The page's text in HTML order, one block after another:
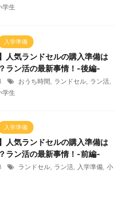
学生
入学準備
人気ランドセルの購入準備は
ラン活の最新事情！-後編-
おうち時間 ランドセル ラン活
学生
入学準備
人気ランドセルの購入準備は
ラン活の最新事情！-前編-
ランドセル ラン活 入学準備 小